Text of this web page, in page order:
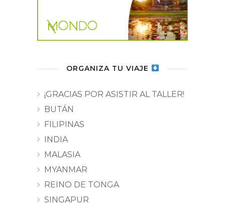
ORGANIZA TU VIAJE
¡GRACIAS POR ASISTIR AL TALLER!
BUTÁN
FILIPINAS
INDIA
MALASIA
MYANMAR
REINO DE TONGA
SINGAPUR